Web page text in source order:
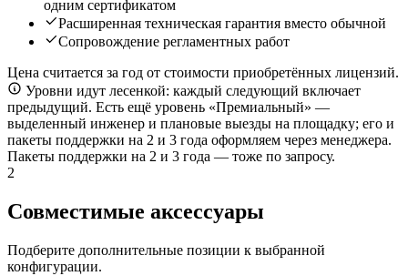
одним сертификатом
Расширенная техническая гарантия вместо обычной
Сопровождение регламентных работ
Цена считается за год от стоимости приобретённых лицензий.
Уровни идут лесенкой: каждый следующий включает
предыдущий. Есть ещё уровень «Премиальный» —
выделенный инженер и плановые выезды на площадку; его и
пакеты поддержки на 2 и 3 года оформляем через менеджера.
Пакеты поддержки на 2 и 3 года — тоже по запросу.
2
Совместимые аксессуары
Подберите дополнительные позиции к выбранной
конфигурации.